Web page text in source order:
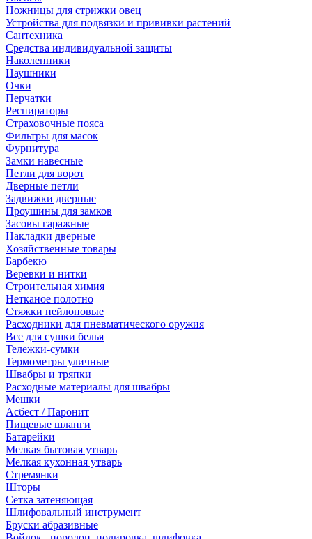
Ножницы для стрижки овец
Устройства для подвязки и прививки растений
Сантехника
Средства индивидуальной защиты
Наколенники
Наушники
Очки
Перчатки
Респираторы
Страховочные пояса
Фильтры для масок
Фурнитура
Замки навесные
Петли для ворот
Дверные петли
Задвижки дверные
Проушины для замков
Засовы гаражные
Накладки дверные
Хозяйственные товары
Барбекю
Веревки и нитки
Строительная химия
Нетканое полотно
Стяжки нейлоновые
Расходники для пневматического оружия
Все для сушки белья
Тележки-сумки
Термометры уличные
Швабры и тряпки
Расходные материалы для швабры
Мешки
Асбест / Паронит
Пищевые шланги
Батарейки
Мелкая бытовая утварь
Мелкая кухонная утварь
Стремянки
Шторы
Сетка затеняющая
Шлифовальный инструмент
Бруски абразивные